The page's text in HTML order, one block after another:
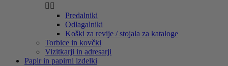
 
Predalniki
Odlagalniki
Koški za revije / stojala za kataloge
Torbice in kovčki
Vizitkarji in adresarji
Papir in papirni izdelki